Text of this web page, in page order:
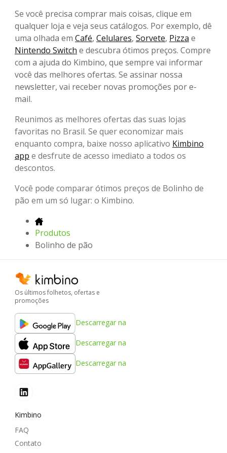
Se você precisa comprar mais coisas, clique em
qualquer loja e veja seus catálogos. Por exemplo, dê
uma olhada em Café, Celulares, Sorvete, Pizza e
Nintendo Switch e descubra ótimos preços. Compre
com a ajuda do Kimbino, que sempre vai informar
você das melhores ofertas. Se assinar nossa
newsletter, vai receber novas promoções por e-
mail.
Reunimos as melhores ofertas das suas lojas
favoritas no Brasil. Se quer economizar mais
enquanto compra, baixe nosso aplicativo Kimbino
app e desfrute de acesso imediato a todos os
descontos.
Você pode comparar ótimos preços de Bolinho de
pão em um só lugar: o Kimbino.
Produtos
Bolinho de pão
Os últimos folhetos, ofertas e
promoções
Descarregar na
Descarregar na
Descarregar na
Kimbino
FAQ
Contato